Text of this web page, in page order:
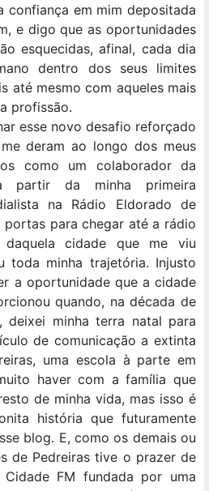
confiança em mim depositada
e digo que as oportunidades
esquecidas, afinal, cada dia
dentro dos seus limites
até mesmo com aqueles mais
profissão.
esse novo desafio reforçado
deram ao longo dos meus
como um colaborador da
partir da minha primeira
na Rádio Eldorado de
portas para chegar até a rádio
daquela cidade que me viu
toda minha trajetória. Injusto
a oportunidade que a cidade
quando, na década de
deixei minha terra natal para
de comunicação a extinta
uma escola à parte em
haver com a família que
de minha vida, mas isso é
história que futuramente
blog. E, como os demais ou
de Pedreiras tive o prazer de
FM fundada por uma